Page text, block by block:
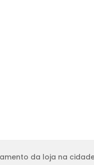
da loja na